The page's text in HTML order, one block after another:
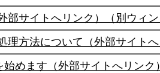
サイトへリンク）（別ウィン
方法について（外部サイト
めます（外部サイトへリンク